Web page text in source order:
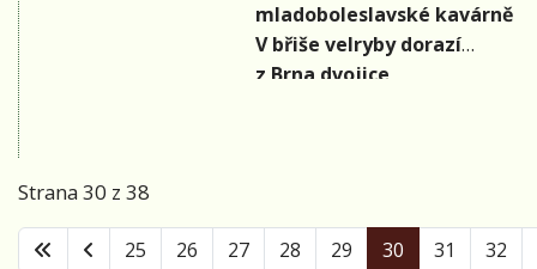
mladoboleslavské kavárně
V břiše velryby dorazí
z Brna dvojice
hudebních ploch. Zveme
vás na koncert Iva
Strana 30 z 38
25 26 27 28 29 30 31 32